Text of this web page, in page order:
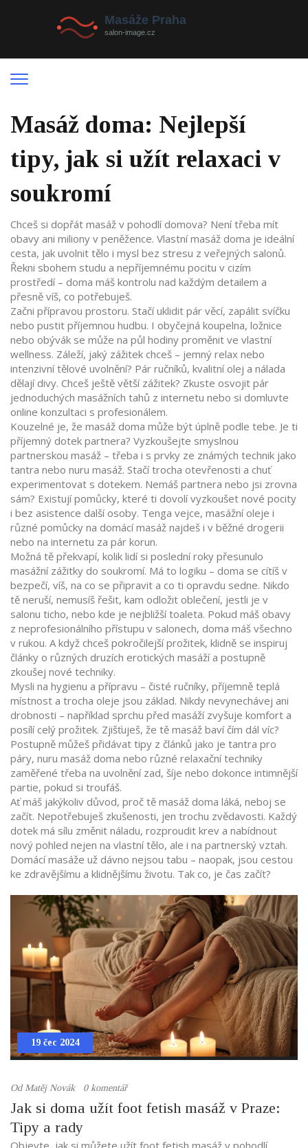
Masáž doma: Nejlepší
tipy, jak si užít relaxaci v
soukromí
Chceš si dopřát masáž v pohodlí domova? Není třeba mít
obavy ani miliony v peněžence. Vlastní masáž doma je ideální
cesta, jak uvolnit tělo i mysl bez stresu z veřejných salonů.
Řekni sbohem studu a nepříjemnému pocitu v cizím
prostředí – doma máš kontrolu nad každým detailem a
přesně víš, co potřebuješ.
Začni přípravou prostoru. Stačí uklidit pár věcí, zapálit svíčku
nebo pustit příjemnou hudbu. I obyčejná koupelna, ložnice
nebo obývák se může na půl hodiny proměnit ve vlastní
wellness. Záleží, jaký zážitek chceš – jemný relax nebo
intenzivní tělové uvolnění? Pár ručníků, kvalitní olej a nálada
dělají divy. Chceš ještě větší zážitek? Zkuste osvojit pár
jednoduchých masážních tahů z internetu nebo si domluvte
online konzultaci s profesionálem.
Kouzelné je, že masáž doma může být úplně podle tebe. Je ti
příjemný dotek partnera? Vyzkoušejte smyslnou
partnerskou masáž – třeba i s prvky ze známých technik jako
tantra nebo nuru masáž. Stačí trocha otevřenosti a chuť
experimentovat s dotekem. Nemáš partnera nebo jsi zrovna
sám? Existují pomůcky, které ti dovolí vyzkoušet nové pocity
i bez asistence další osoby. Tenga vejce, masážní oleje i
různé pomůcky na domácí masáž najdeš i v běžné drogerii
nebo na internetu za pár korun.
Možná tě překvapí, kolik lidí si poslední roky přesunulo
masážní zážitky do soukromí. Má to logiku – doma se cítíš v
bezpečí, víš, na co se připravit a co ti opravdu sedne. Nikdo
tě neruší, nemusíš řešit, kam odložit oblečení, jestli je v
salonu ticho, nebo kde je nejbližší toaleta. Pokud máš obavy
z neprofesionálního přístupu v salonech, doma máš všechno
v rukou. A když chceš pokročilejší prožitek, klidně se inspiruj
články o různých druzích erotických masáží a postupně
zkoušej nové techniky.
Mysli na hygienu a přípravu – čisté ručníky, příjemně teplá
místnost a trocha oleje jsou základ. Nikdy nevynechávej ani
drobnosti – například sprchu před masáží zvyšuje komfort a
posílí celý prožitek. Zjišťuješ, že tě masáž baví čím dál víc?
Postupně můžeš přidávat tipy z článků jako je tantra pro
páry, nuru masáž doma nebo různé relaxační techniky
zaměřené třeba na uvolnění zad, šíje nebo dokonce intimnější
partie, pokud si troufáš.
Ať máš jakýkoliv důvod, proč tě masáž doma láká, neboj se
začít. Nepotřebuješ zkušenosti, jen trochu zvědavosti. Každý
dotek má sílu změnit náladu, rozproudit krev a nabídnout
nový pohled nejen na vlastní tělo, ale i na partnerský vztah.
Domácí masáže už dávno nejsou tabu – naopak, jsou cestou
ke zdravějšímu a klidnějšímu životu. Tak co, je čas začít?
19 čec 2024
OdMatěj Novák 0 komentář
Jak si doma užít foot fetish masáž v Praze:
Tipy a rady